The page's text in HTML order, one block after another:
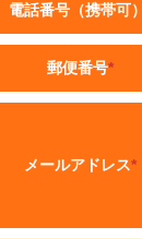
電話番号（携帯可）
郵便番号*
メールアドレス*